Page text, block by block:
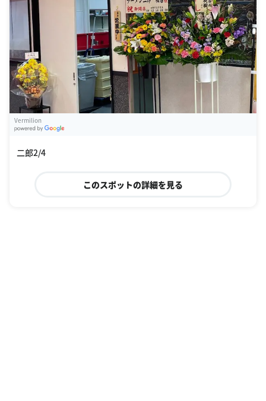
Vermilion
二郎2/4
このスポットの詳細を見る